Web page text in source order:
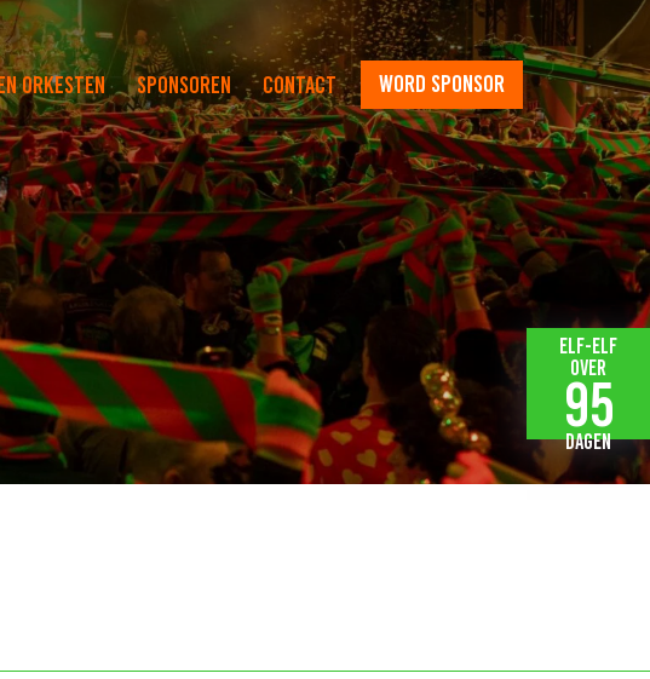
orkesten Sponsoren Contact word sponsor
Elf-elf
over
95
dagen